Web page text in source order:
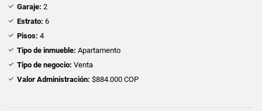
Garaje: 2
Estrato: 6
Pisos: 4
Tipo de inmueble: Apartamento
Tipo de negocio: Venta
Valor Administración: $884.000 COP